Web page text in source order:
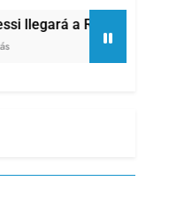
a Rosario para despedir a